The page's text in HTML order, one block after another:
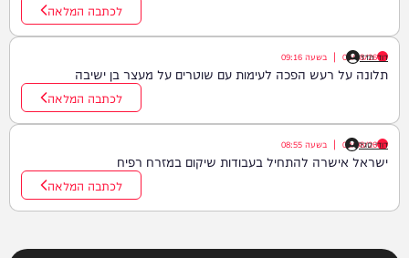
לכתבה המלאה
דוד חדד
09/08/26
| בשעה 09:16
תלונה על רעש הפכה לעימות עם שוטרים על מעצר בן ישיבה
לכתבה המלאה
דודי סגל
09/08/26
| בשעה 08:55
ישראל אישרה להתחיל בעבודות שיקום במזרח רפיח
לכתבה המלאה